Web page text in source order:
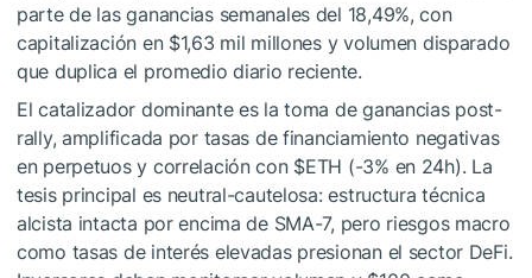
parte de las ganancias semanales del 18,49%, con
capitalización en $1,63 mil millones y volumen disparado
que duplica el promedio diario reciente.
El catalizador dominante es la toma de ganancias post-
rally, amplificada por tasas de financiamiento negativas
en perpetuos y correlación con $ETH (-3% en 24h). La
tesis principal es neutral-cautelosa: estructura técnica
alcista intacta por encima de SMA-7, pero riesgos macro
como tasas de interés elevadas presionan el sector DeFi.